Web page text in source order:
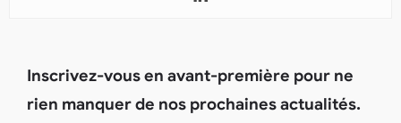
Inscrivez-vous en avant-première pour ne
rien manquer de nos prochaines actualités.